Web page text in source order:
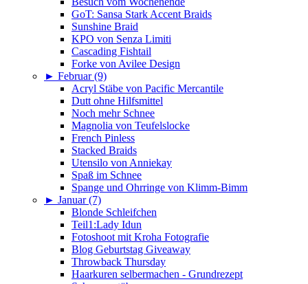
GoT: Sansa Stark Accent Braids
Sunshine Braid
KPO von Senza Limiti
Cascading Fishtail
Forke von Avilee Design
► Februar (9)
Acryl Stäbe von Pacific Mercantile
Dutt ohne Hilfsmittel
Noch mehr Schnee
Magnolia von Teufelslocke
French Pinless
Stacked Braids
Utensilo von Anniekay
Spaß im Schnee
Spange und Ohrringe von Klimm-Bimm
► Januar (7)
Blonde Schleifchen
Teil1:Lady Idun
Fotoshoot mit Kroha Fotografie
Blog Geburtstag Giveaway
Throwback Thursday
Haarkuren selbermachen - Grundrezept